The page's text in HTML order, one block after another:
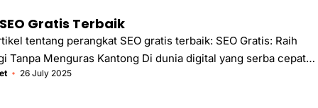
calon pelanggan, meningkatkan lalu lintas ...
Gratis Terbaik
tentang perangkat SEO gratis terbaik: SEO Gratis: Raih
Tanpa Menguras Kantong Di dunia digital yang serba cepat
online adalah kunci. Bayangkan Anda punya toko roti
26 July 2025